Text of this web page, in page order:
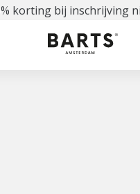
korting bij inschrijving